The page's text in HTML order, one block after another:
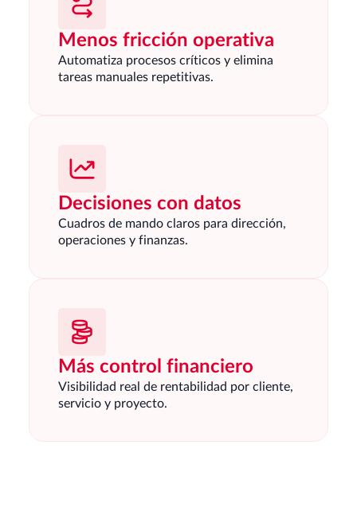
Menos fricción operativa
Automatiza procesos críticos y elimina
tareas manuales repetitivas.
Decisiones con datos
Cuadros de mando claros para dirección,
operaciones y finanzas.
Más control financiero
Visibilidad real de rentabilidad por cliente,
servicio y proyecto.